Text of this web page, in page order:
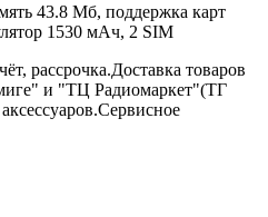
43.8 Мб, поддержка карт
1530 мАч, 2 SIM
рассрочка.Доставка товаров
и "ТЦ Радиомаркет"(ТГ